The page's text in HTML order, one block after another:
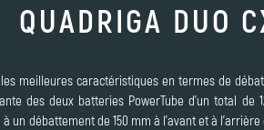
QUADRIGA DUO
les meilleures caractéristiques en termes de
des deux batteries PowerTube d’un total
un débattement de 150 mm à l’avant et à